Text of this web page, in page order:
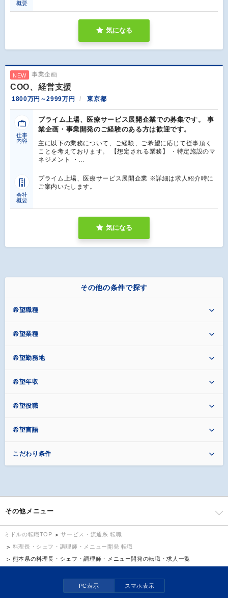
概要
気になる
NEW 事業企画
COO、経営支援
1800万円～2999万円 東京都
仕事
内容
プライム上場、医療サービス展開企業での募集です。 事
業企画・事業開発のご経験のある方は歓迎です。
主に以下の業務について、ご経験、ご希望に応じて従事頂く
ことを考えております。 【想定される業務】 ・特定施設のマ
ネジメント ・…
会社
概要
プライム上場、医療サービス展開企業 ※詳細は求人紹介時に
ご案内いたします。
気になる
その他の条件で探す
希望職種
希望業種
希望勤務地
希望年収
希望役職
希望言語
こだわり条件
その他メニュー
ミドルの転職TOP
サービス・流通系 転職
料理長・シェフ・調理師・メニュー開発 転職
熊本県の料理長・シェフ・調理師・メニュー開発の転職・求人一覧
PC表示 スマホ表示